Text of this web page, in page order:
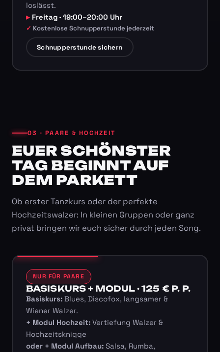
loslässt.
Freitag · 19:00–20:00 Uhr
Kostenlose Schnupperstunde jederzeit
Schnupperstunde sichern
03 · PAARE & HOCHZEIT
EUER SCHÖNSTER
TAG BEGINNT AUF
DEM PARKETT
Ob erster Tanzkurs oder der perfekte
Hochzeitswalzer: In kleinen Gruppen oder ganz
privat bringen wir euch sicher durch jeden Song.
NUR FÜR PAARE
BASISKURS + MODUL · 125 € P. P.
Basiskurs:Blues, Discofox, langsamer &
Wiener Walzer.
+ Modul Hochzeit:Vertiefung Walzer &
Hochzeitsknigge
oder + Modul Aufbau:Salsa, Rumba,